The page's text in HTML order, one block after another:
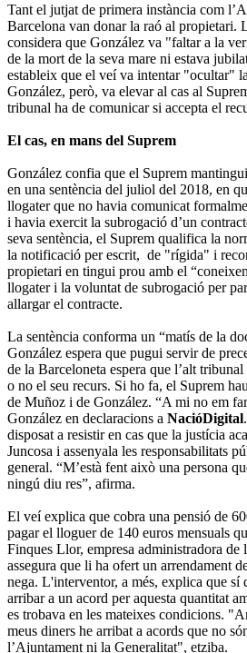
Tant el jutjat de primera instància com
Barcelona van donar la raó al propietari.
considera que González va "faltar a la
de la mort de la seva mare ni estava
estableix que el veí va intentar "ocultar"
González, però, va elevar al cas al
tribunal ha de comunicar si accepta el
El cas, en mans del Suprem
González confia que el Suprem
en una sentència del juliol del 2018, en
llogater que no havia comunicat
i havia exercit la subrogació d’un
seva sentència, el Suprem qualifica la
la notificació per escrit, de "rígida" i
propietari en tingui prou amb el
llogater i la voluntat de subrogació per
allargar el contracte.
La sentència conforma un “matís de la
González espera que pugui servir de
de la Barceloneta espera que l’alt
o no el seu recurs. Si ho fa, el Suprem
de Muñoz i de González. “A mi no em
González en declaracions a NacióDigital
disposat a resistir en cas que la justícia
Juncosa i assenyala les responsabilitats
general. “M’està fent això una persona
ningú diu res”, afirma.
El veí explica que cobra una pensió de
pagar el lloguer de 140 euros mensuals
Finques Llor, empresa administradora de
assegura que li ha ofert un arrendament
nega. L'interventor, a més, explica que sí
arribar a un acord per aquesta quantitat
es trobava en les mateixes condicions.
meus diners he arribat a acords que no
l’Ajuntament ni la Generalitat", etziba.